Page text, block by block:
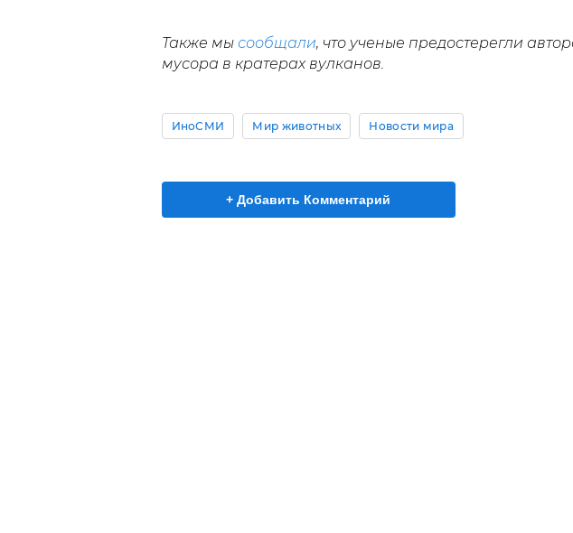
Также мы сообщали, что ученые предостерегли
мусора в кратерах вулканов.
ИноСМИ Мир животных Новости мира
+ Добавить Комментарий